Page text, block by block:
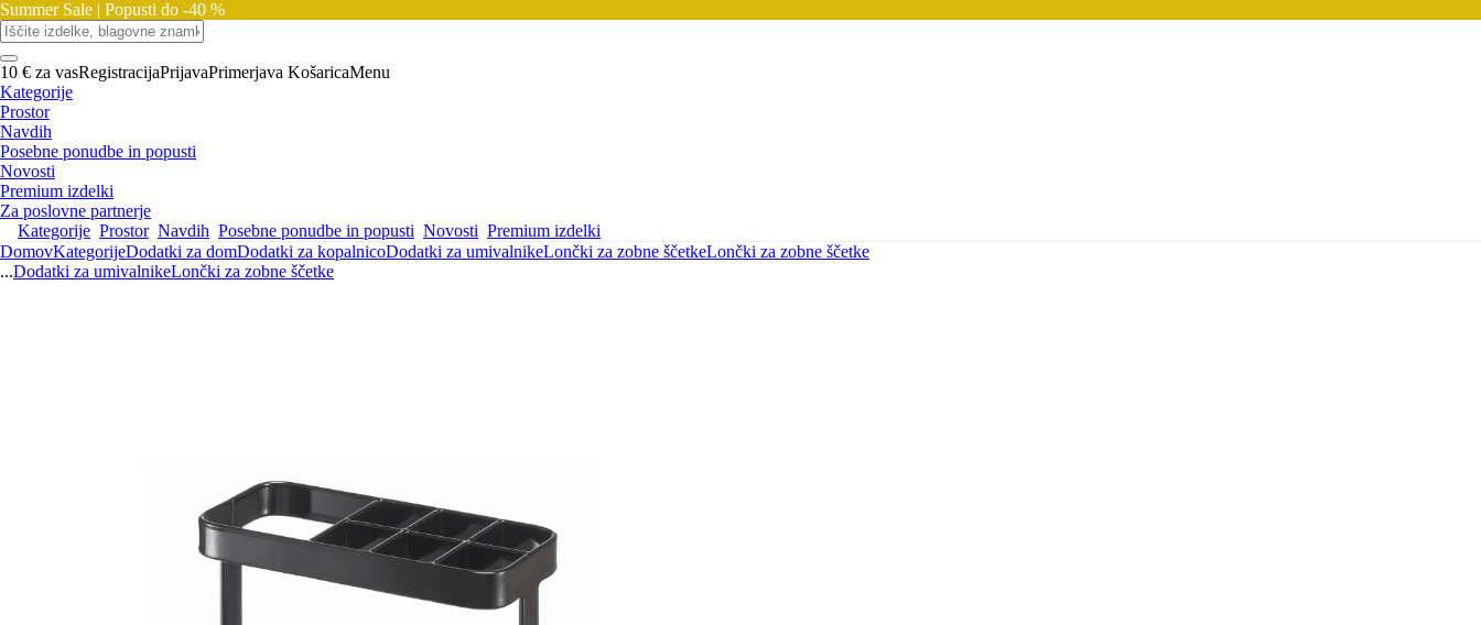
Summer Sale | Popusti do -40 %
10 € za vasRegistracijaPrijavaPrimerjava KošaricaMenu
Kategorije
Prostor
Navdih
Posebne ponudbe in popusti
Novosti
Premium izdelki
Za poslovne partnerje
Kategorije Prostor Navdih Posebne ponudbe in popusti Novosti Premium izdelki
DomovKategorijeDodatki za domDodatki za kopalnicoDodatki za umivalnikeLončki za zobne ščetkeLončki za zobne ščetke
...Dodatki za umivalnikeLončki za zobne ščetke